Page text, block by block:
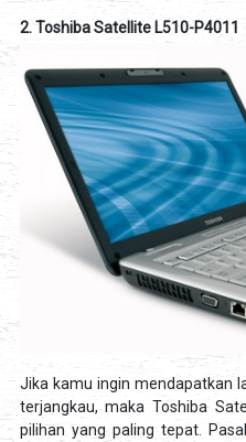
2. Toshiba Satellite L510-P4011
Jika kamu ingin mendapatkan
terjangkau, maka Toshiba
pilihan yang paling tepat.